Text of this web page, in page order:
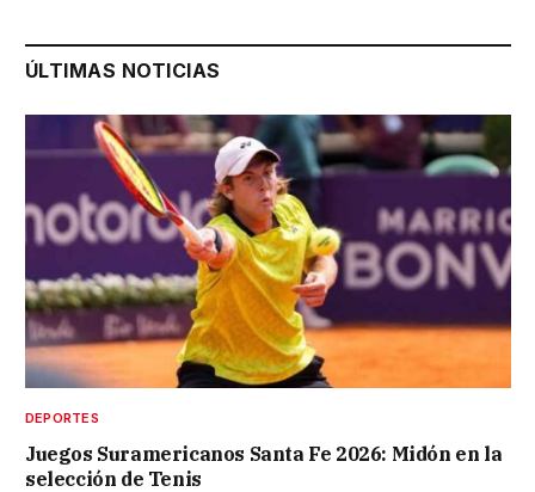
ÚLTIMAS NOTICIAS
DEPORTES
Juegos Suramericanos Santa Fe 2026: Midón en la
selección de Tenis